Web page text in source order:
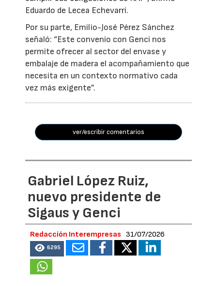
Eduardo de Lecea Echevarri.
Por su parte, Emilio-José Pérez Sánchez
señaló: “Este convenio con Genci nos
permite ofrecer al sector del envase y
embalaje de madera el acompañamiento que
necesita en un contexto normativo cada
vez más exigente”.
ver/escribir comentarios
Gabriel López Ruiz,
nuevo presidente de
Sigaus y Genci
Redacción Interempresas 31/07/2026
6295